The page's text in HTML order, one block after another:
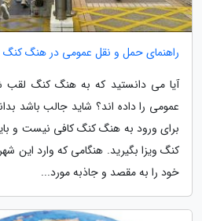
راهنمای حمل و نقل عمومی در هنگ کنگ
آیا می دانستید که به هنگ کنگ لقب
عمومی را داده اند؟ شاید جالب باشد
برای ورود به هنگ کنگ کافی نیست و
کنگ ویزا بگیرید. هنگامی که وارد این
خود را به مقصد و جاذبه مورد...